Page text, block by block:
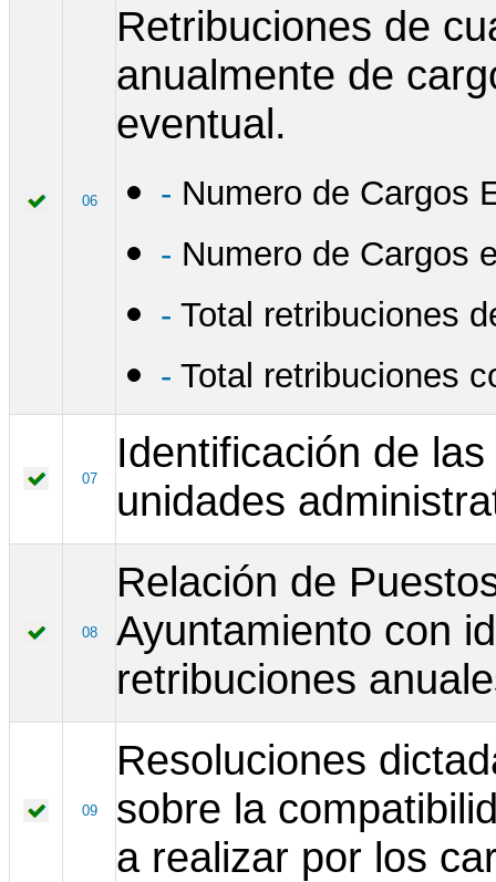
06
Retribuciones de
anualmente de
eventual.
- Numero de Cargos
- Numero de Cargos
- Total retribuciones
- Total retribuciones
07
Identificación de
unidades
08
Relación de
Ayuntamiento con
retribuciones
09
Resoluciones
sobre la
a realizar por los